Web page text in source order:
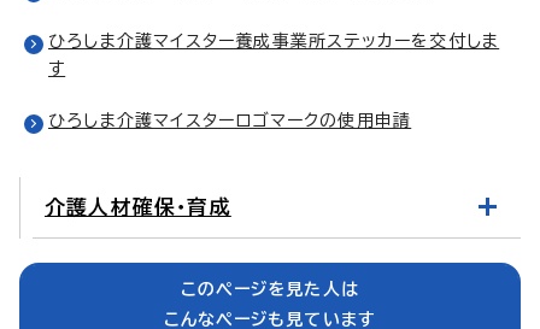
ひろしま介護マイスター養成事業所ステッカーを交付しま
す
ひろしま介護マイスターロゴマークの使用申請
介護人材確保・育成
このページを見た人は
こんなページも見ています